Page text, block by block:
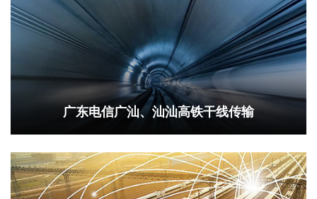
广东电信广汕、汕汕高铁干线传输